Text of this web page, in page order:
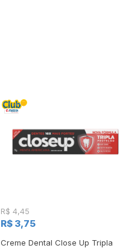
R$ 4,45
R$ 3,75
Creme Dental Close Up Tripla